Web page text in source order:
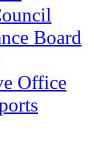
Board
Office